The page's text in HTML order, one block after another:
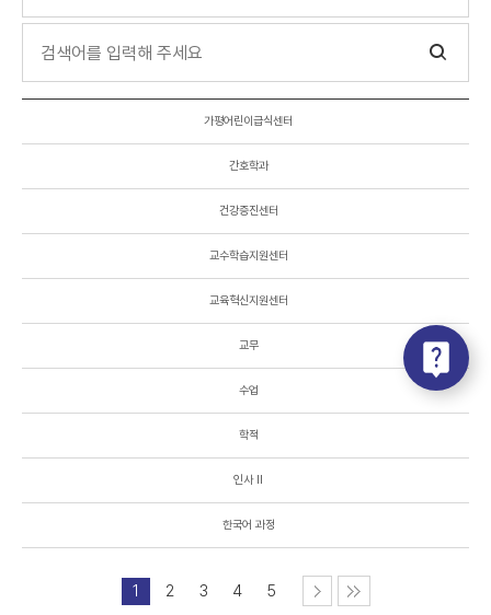
가평어린이급식센터
간호학과
건강증진센터
교수학습지원센터
교육혁신지원센터
교무
수업
학적
인사 II
한국어 과정
1 2 3 4 5